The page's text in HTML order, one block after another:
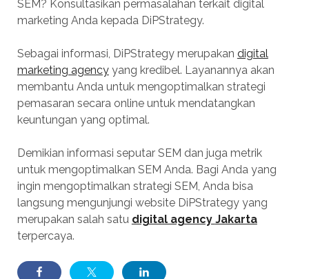
SEM? Konsultasikan permasalahan terkait digital
marketing Anda kepada DiPStrategy.
Sebagai informasi, DiPStrategy merupakan digital
marketing agencyyang kredibel. Layanannya akan
membantu Anda untuk mengoptimalkan strategi
pemasaran secara online untuk mendatangkan
keuntungan yang optimal.
Demikian informasi seputar SEM dan juga metrik
untuk mengoptimalkan SEM Anda. Bagi Anda yang
ingin mengoptimalkan strategi SEM, Anda bisa
langsung mengunjungi website DiPStrategy yang
merupakan salah satu digital agency Jakarta
terpercaya.